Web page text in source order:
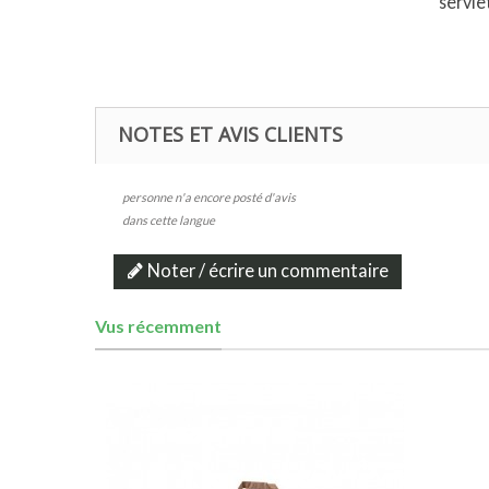
NOTES ET AVIS CLIENTS
personne n'a encore posté d'avis
dans cette langue
Noter / écrire un commentaire
Vus récemment